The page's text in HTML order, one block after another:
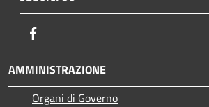
AMMINISTRAZIONE
Organi di Governo